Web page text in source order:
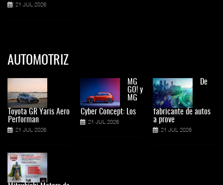
21 JUL 2026
AUTOMOTRIZ
Toyota GR Yaris Aero
Performan
21 JUL 2026
MG
GO! y
MG
Cyber Concept: Los
21 JUL 2026
De
fabricante de autos
a prove
21 JUL 2026